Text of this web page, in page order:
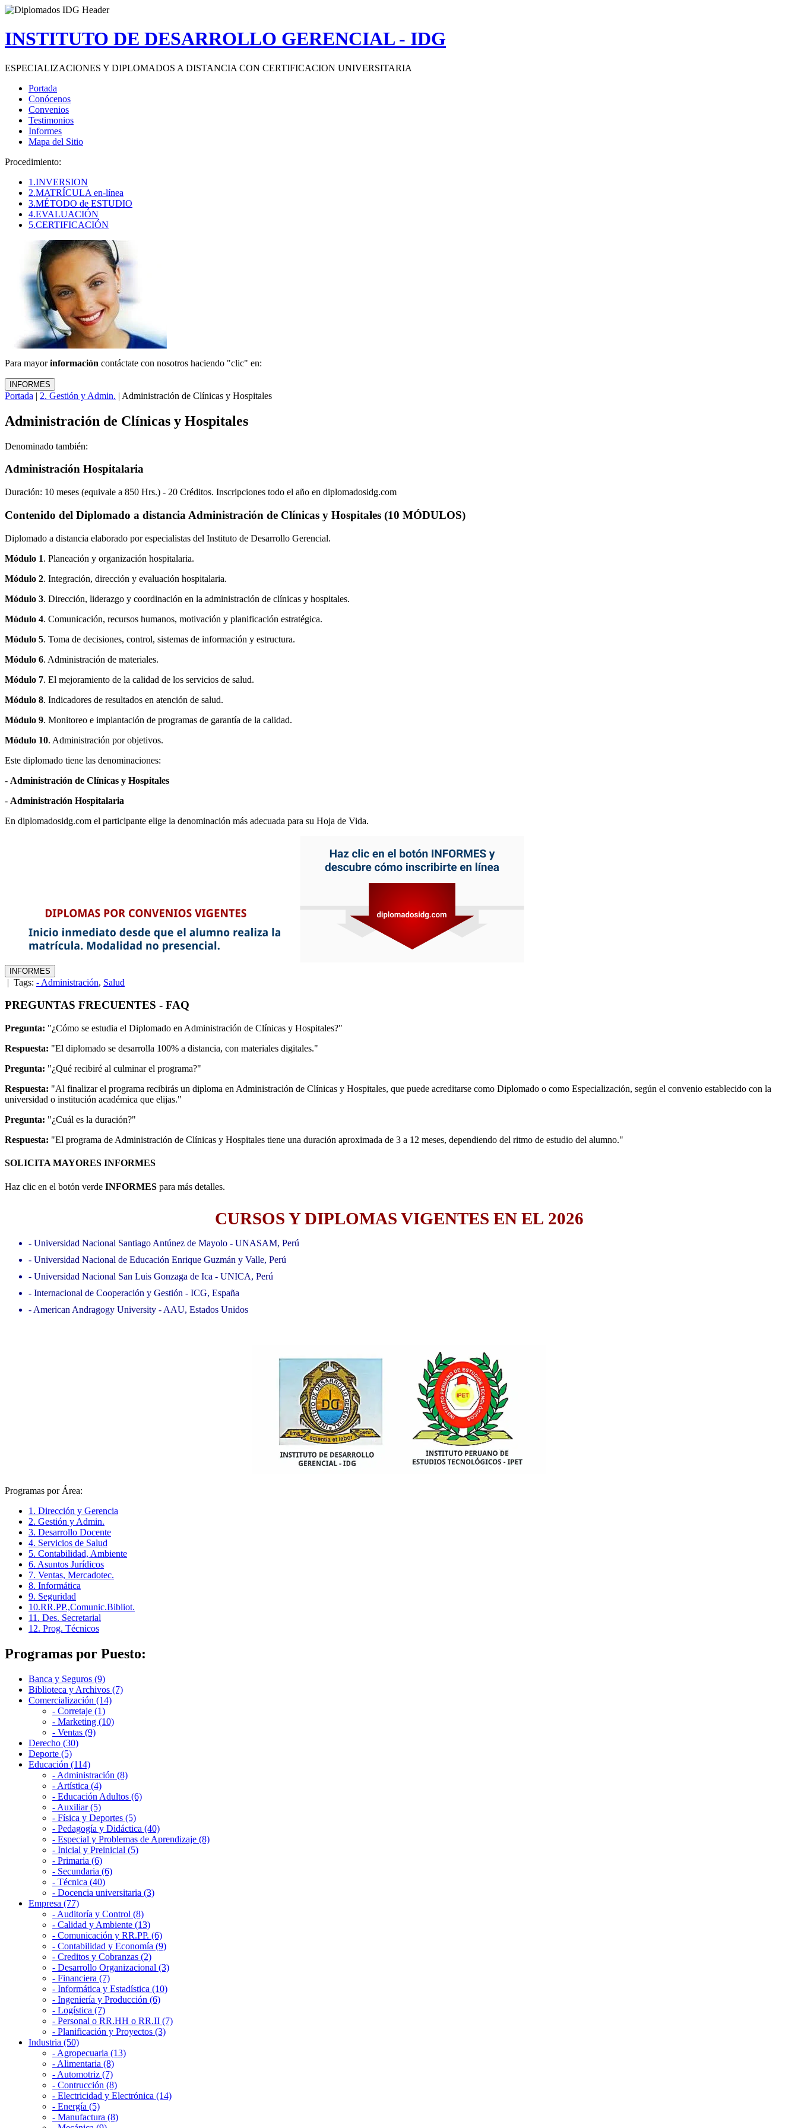
INSTITUTO DE DESARROLLO GERENCIAL - IDG
ESPECIALIZACIONES Y DIPLOMADOS A DISTANCIA CON CERTIFICACION UNIVERSITARIA
Portada
Conócenos
Convenios
Testimonios
Informes
Mapa del Sitio
Procedimiento:
1.INVERSION
2.MATRÍCULA en-línea
3.MÉTODO de ESTUDIO
4.EVALUACIÓN
5.CERTIFICACIÓN
Para mayorinformación contáctate con nosotros haciendo "clic" en:
Portada | 2. Gestión y Admin. | Administración de Clínicas y Hospitales
Administración de Clínicas y Hospitales
Denominado también:
Administración Hospitalaria
Duración: 10 meses (equivale a 850 Hrs.) - 20 Créditos. Inscripciones todo el año en diplomadosidg.com
Contenido del Diplomado a distancia Administración de Clínicas y Hospitales (10 MÓDULOS)
Diplomado a distancia elaborado por especialistas del Instituto de Desarrollo Gerencial.
Módulo 1. Planeación y organización hospitalaria.
Módulo 2. Integración, dirección y evaluación hospitalaria.
Módulo 3. Dirección, liderazgo y coordinación en la administración de clínicas y hospitales.
Módulo 4. Comunicación, recursos humanos, motivación y planificación estratégica.
Módulo 5. Toma de decisiones, control, sistemas de información y estructura.
Módulo 6. Administración de materiales.
Módulo 7. El mejoramiento de la calidad de los servicios de salud.
Módulo 8. Indicadores de resultados en atención de salud.
Módulo 9. Monitoreo e implantación de programas de garantía de la calidad.
Módulo 10. Administración por objetivos.
Este diplomado tiene las denominaciones:
- Administración de Clínicas y Hospitales
- Administración Hospitalaria
En diplomadosidg.com el participante elige la denominación más adecuada para su Hoja de Vida.
| Tags: - Administración, Salud
PREGUNTAS FRECUENTES - FAQ
Pregunta: "¿Cómo se estudia el Diplomado en Administración de Clínicas y Hospitales?"
Respuesta: "El diplomado se desarrolla 100% a distancia, con materiales digitales."
Pregunta: "¿Qué recibiré al culminar el programa?"
Respuesta: "Al finalizar el programa recibirás un diploma en Administración de Clínicas y Hospitales, que puede acreditarse como Diplomado o como Especialización, según el convenio establecido con la
universidad o institución académica que elijas."
Pregunta: "¿Cuál es la duración?"
Respuesta: "El programa de Administración de Clínicas y Hospitales tiene una duración aproximada de 3 a 12 meses, dependiendo del ritmo de estudio del alumno."
SOLICITA MAYORES INFORMES
Haz clic en el botón verde INFORMES para más detalles.
CURSOS Y DIPLOMAS VIGENTES EN EL 2026
- Universidad Nacional Santiago Antúnez de Mayolo - UNASAM, Perú
- Universidad Nacional de Educación Enrique Guzmán y Valle, Perú
- Universidad Nacional San Luis Gonzaga de Ica - UNICA, Perú
- Internacional de Cooperación y Gestión - ICG, España
- American Andragogy University - AAU, Estados Unidos
Programas por Área:
1. Dirección y Gerencia
2. Gestión y Admin.
3. Desarrollo Docente
4. Servicios de Salud
5. Contabilidad, Ambiente
6. Asuntos Jurídicos
7. Ventas, Mercadotec.
8. Informática
9. Seguridad
10.RR.PP.,Comunic.Bibliot.
11. Des. Secretarial
12. Prog. Técnicos
Programas por Puesto:
Banca y Seguros (9)
Biblioteca y Archivos (7)
Comercialización (14)
- Corretaje (1)
- Marketing (10)
- Ventas (9)
Derecho (30)
Deporte (5)
Educación (114)
- Administración (8)
- Artística (4)
- Educación Adultos (6)
- Auxiliar (5)
- Física y Deportes (5)
- Pedagogía y Didáctica (40)
- Especial y Problemas de Aprendizaje (8)
- Inicial y Preinicial (5)
- Primaria (6)
- Secundaria (6)
- Técnica (40)
- Docencia universitaria (3)
Empresa (77)
- Auditoría y Control (8)
- Calidad y Ambiente (13)
- Comunicación y RR.PP. (6)
- Contabilidad y Economía (9)
- Creditos y Cobranzas (2)
- Desarrollo Organizacional (3)
- Financiera (7)
- Informática y Estadística (10)
- Ingeniería y Producción (6)
- Logística (7)
- Personal o RR.HH o RR.II (7)
- Planificación y Proyectos (3)
Industria (50)
- Agropecuaria (13)
- Alimentaria (8)
- Automotriz (7)
- Contrucción (8)
- Electricidad y Electrónica (14)
- Energía (5)
- Manufactura (8)